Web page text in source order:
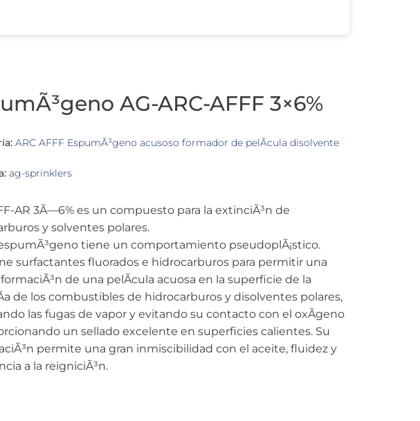
AG-ARC-AFFF 3×6%
ARC AFFF EspumÃ³geno acusoso formador de pelÃ­cula disolvente
ag-sprinklers
AR 3Ã—6% es un compuesto para la extinciÃ³n de
y solventes polares.
tiene un comportamiento pseudoplÃ¡stico.
surfactantes fluorados e hidrocarburos para permitir una
de una pelÃ­cula acuosa en la superficie de la
de los combustibles de hidrocarburos y disolventes polares,
las fugas de vapor y evitando su contacto con el oxÃ­geno
un sellado excelente en superficies calientes. Su
permite una gran inmiscibilidad con el aceite, fluidez y
a la reigniciÃ³n.